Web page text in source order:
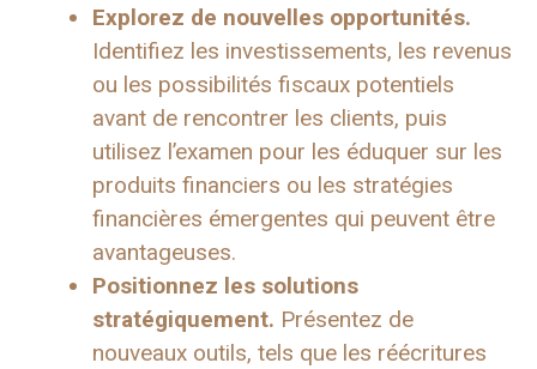
Explorez de nouvelles opportunités.
Identifiez les investissements, les revenus
ou les possibilités fiscaux potentiels
avant de rencontrer les clients, puis
utilisez l’examen pour les éduquer sur les
produits financiers ou les stratégies
financières émergentes qui peuvent être
avantageuses.
Positionnez les solutions
stratégiquement. Présentez de
nouveaux outils, tels que les réécritures